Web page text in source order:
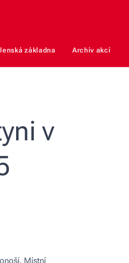
základna Archív akcí
v
Místní